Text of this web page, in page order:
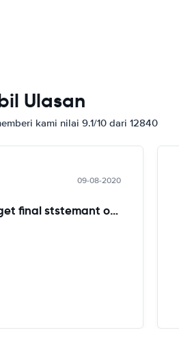
Ulasan
kami nilai 9.1/10 dari 12840
09-08-2020
until today - did not get final ststemant of the rent !!